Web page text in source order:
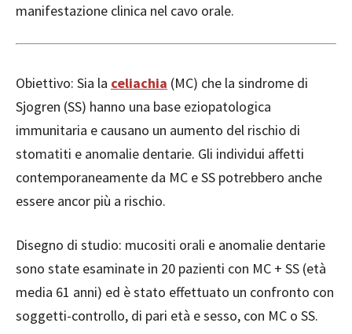
manifestazione clinica nel cavo orale.
Obiettivo: Sia la celiachia (MC) che la sindrome di
Sjogren (SS) hanno una base eziopatologica
immunitaria e causano un aumento del rischio di
stomatiti e anomalie dentarie. Gli individui affetti
contemporaneamente da MC e SS potrebbero anche
essere ancor più a rischio.
Disegno di studio: mucositi orali e anomalie dentarie
sono state esaminate in 20 pazienti con MC + SS (età
media 61 anni) ed è stato effettuato un confronto con
soggetti-controllo, di pari età e sesso, con MC o SS.